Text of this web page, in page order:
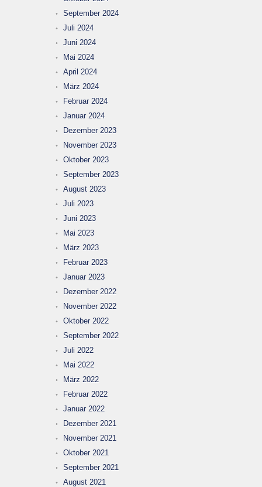
September 2024
Juli 2024
Juni 2024
Mai 2024
April 2024
März 2024
Februar 2024
Januar 2024
Dezember 2023
November 2023
Oktober 2023
September 2023
August 2023
Juli 2023
Juni 2023
Mai 2023
März 2023
Februar 2023
Januar 2023
Dezember 2022
November 2022
Oktober 2022
September 2022
Juli 2022
Mai 2022
März 2022
Februar 2022
Januar 2022
Dezember 2021
November 2021
Oktober 2021
September 2021
August 2021